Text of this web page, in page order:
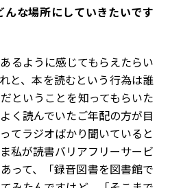
んな場所にしていきたいです
るように感じてもらえたらい
と、本を読むという行為は誰
ということを知ってもらいた
く読んでいたご年配の方が目
てラジオばかり聞いていると
私が読書バリアフリーサービ
って、「録音図書を図書館で